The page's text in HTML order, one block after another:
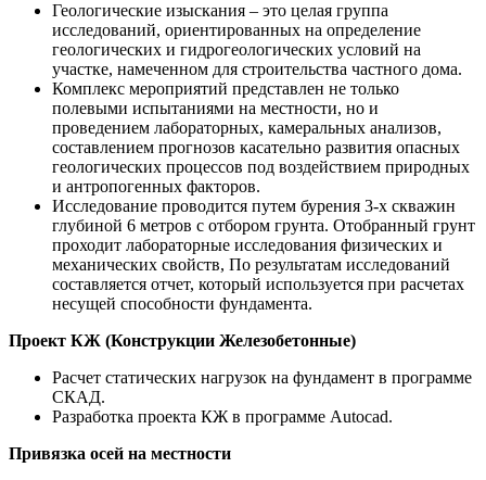
Геологические изыскания – это целая группа
исследований, ориентированных на определение
геологических и гидрогеологических условий на
участке, намеченном для строительства частного дома.
Комплекс мероприятий представлен не только
полевыми испытаниями на местности, но и
проведением лабораторных, камеральных анализов,
составлением прогнозов касательно развития опасных
геологических процессов под воздействием природных
и антропогенных факторов.
Исследование проводится путем бурения 3-х скважин
глубиной 6 метров с отбором грунта. Отобранный грунт
проходит лабораторные исследования физических и
механических свойств, По результатам исследований
составляется отчет, который используется при расчетах
несущей способности фундамента.
Проект КЖ (Конструкции Железобетонные)
Расчет статических нагрузок на фундамент в программе
СКАД.
Разработка проекта КЖ в программе Autocad.
Привязка осей на местности